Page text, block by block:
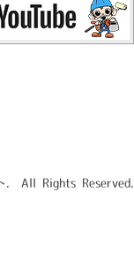
. All Rights Reserved.